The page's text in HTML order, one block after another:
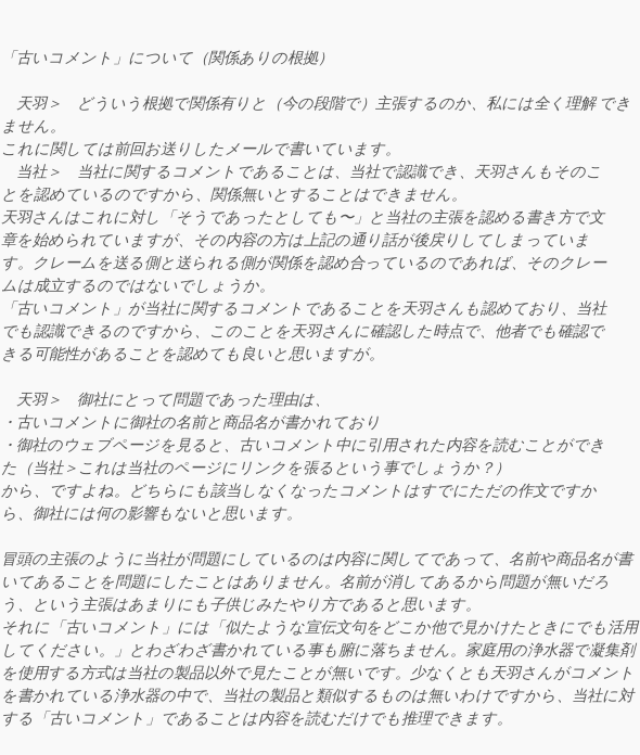
「古いコメント」について（関係ありの根拠）
天羽＞ どういう根拠で関係有りと（今の段階で）主張するのか、私には全く理解 でき
ません。
これに関しては前回お送りしたメールで書いています。
当社＞ 当社に関するコメントであることは、当社で認識でき、天羽さんもそのこ
とを認めているのですから、関係無いとすることはできません。
天羽さんはこれに対し「そうであったとしても〜」と当社の主張を認める書き方で文
章を始められていますが、その内容の方は上記の通り話が後戻りしてしまっていま
す。クレームを送る側と送られる側が関係を認め合っているのであれば、そのクレー
ムは成立するのではないでしょうか。
「古いコメント」が当社に関するコメントであることを天羽さんも認めており、当社
でも認識できるのですから、このことを天羽さんに確認した時点で、他者でも確認で
きる可能性があることを認めても良いと思いますが。
天羽＞ 御社にとって問題であった理由は、
・古いコメントに御社の名前と商品名が書かれており
・御社のウェブページを見ると、古いコメント中に引用された内容を読むことができ
た（当社＞これは当社のページにリンクを張るという事でしょうか？）
から、ですよね。どちらにも該当しなくなったコメントはすでにただの作文ですか
ら、御社には何の影響もないと思います。
冒頭の主張のように当社が問題にしているのは内容に関してであって、名前や商品名が書
いてあることを問題にしたことはありません。名前が消してあるから問題が無いだろ
う、という主張はあまりにも子供じみたやり方であると思います。
それに「古いコメント」には「似たような宣伝文句をどこか他で見かけたときにでも活用
してください。」とわざわざ書かれている事も腑に落ちません。家庭用の浄水器で凝集剤
を使用する方式は当社の製品以外で見たことが無いです。少なくとも天羽さんがコメント
を書かれている浄水器の中で、当社の製品と類似するものは無いわけですから、当社に対
する「古いコメント」であることは内容を読むだけでも推理できます。